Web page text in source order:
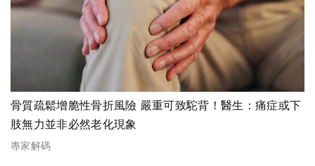
骨質疏鬆增脆性骨折風險 嚴重可致駝背！醫生：痛症或下
肢無力並非必然老化現象
專家解碼